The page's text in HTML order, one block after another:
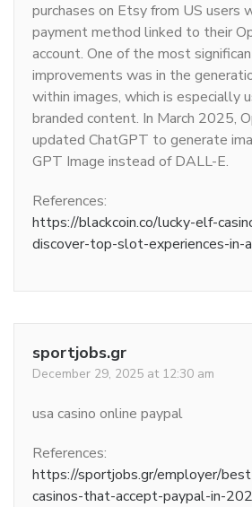
purchases on Etsy from US users
payment method linked to their
account. One of the most
improvements was in the
within images, which is especially
branded content. In March 2025,
updated ChatGPT to generate
GPT Image instead of DALL-E.
References:
https://blackcoin.co/lucky-elf-
discover-top-slot-experiences-in-
sportjobs.gr
December 29, 2025 at 12:30 am
usa casino online paypal
References:
https://sportjobs.gr/employer/
casinos-that-accept-paypal-in-